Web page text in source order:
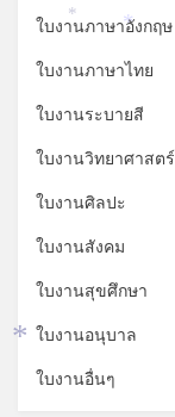
ใบงานภาษาอังกฤษ
ใบงานภาษาไทย
ใบงานระบายสี
ใบงานวิทยาศาสตร์
ใบงานศิลปะ
ใบงานสังคม
ใบงานสุขศึกษา
ใบงานอนุบาล
ใบงานอื่นๆ
* *